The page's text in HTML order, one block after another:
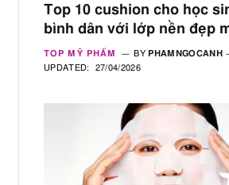
Top 10 cushion cho học
bình dân với lớp nền đẹp
TOP MỸ PHẨM BY PHAMNGOCANH
UPDATED:
27/04/2026